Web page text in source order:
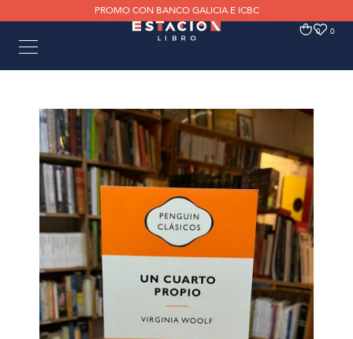
PROMO CON BANCO GALICIA E ICBC
0 0